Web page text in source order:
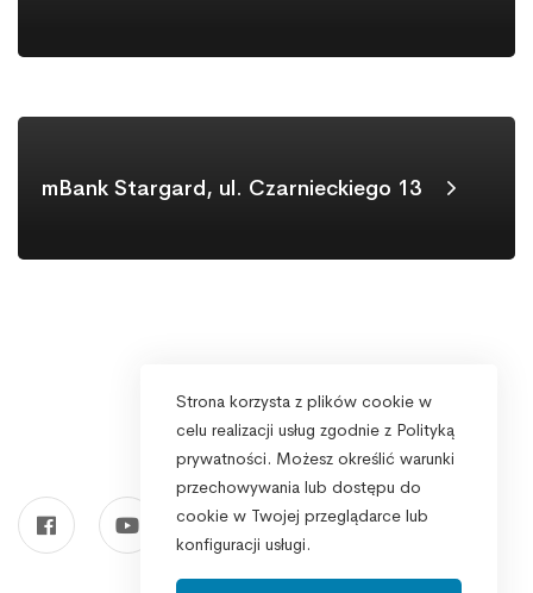
mBank Stargard, ul. Czarnieckiego 13
Strona korzysta z plików cookie w
celu realizacji usług zgodnie z Polityką
prywatności. Możesz określić warunki
przechowywania lub dostępu do
cookie w Twojej przeglądarce lub
konfiguracji usługi.